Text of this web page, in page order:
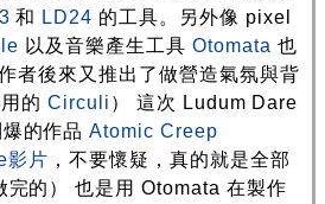
和 LD24 的工具。另外像 pixel
以及音樂產生工具 Otomata 也
者後來又推出了做營造氣氛與背
用的Circuli ） 這次 Ludum Dare
爆的作品Atomic Creep
影片 ，不要懷疑，真的就是全部
完的） 也是用 Otomata 在製作